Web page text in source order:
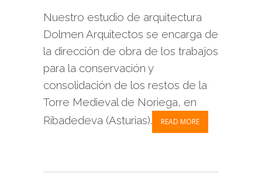
Nuestro estudio de arquitectura
Dolmen Arquitectos se encarga de
la dirección de obra de los trabajos
para la conservación y
consolidación de los restos de la
Torre Medieval de Noriega, en
Ribadedeva (Asturias).
READ MORE